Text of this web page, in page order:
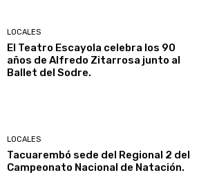
LOCALES
El Teatro Escayola celebra los 90
años de Alfredo Zitarrosa junto al
Ballet del Sodre.
LOCALES
Tacuarembó sede del Regional 2 del
Campeonato Nacional de Natación.